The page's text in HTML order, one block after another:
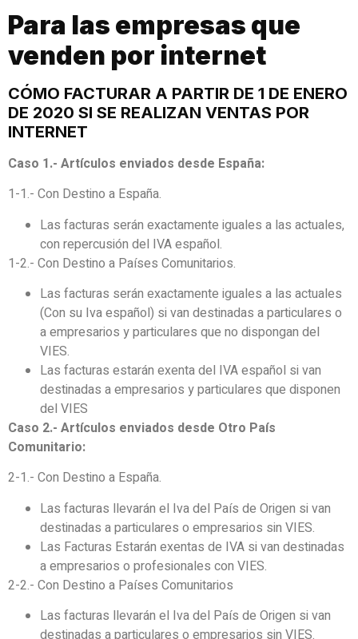
Para las empresas que
venden por internet
CÓMO FACTURAR A PARTIR DE 1 DE ENERO
DE 2020 SI SE REALIZAN VENTAS POR
INTERNET
Caso 1.- Artículos enviados desde España:
1-1.- Con Destino a España.
Las facturas serán exactamente iguales a las actuales,
con repercusión del IVA español.
1-2.- Con Destino a Países Comunitarios.
Las facturas serán exactamente iguales a las actuales
(Con su Iva español) si van destinadas a particulares o
a empresarios y particulares que no dispongan del
VIES.
Las facturas estarán exenta del IVA español si van
destinadas a empresarios y particulares que disponen
del VIES
Caso 2.- Artículos enviados desde Otro País
Comunitario:
2-1.- Con Destino a España.
Las facturas llevarán el Iva del País de Origen si van
destinadas a particulares o empresarios sin VIES.
Las Facturas Estarán exentas de IVA si van destinadas
a empresarios o profesionales con VIES.
2-2.- Con Destino a Países Comunitarios
Las facturas llevarán el Iva del País de Origen si van